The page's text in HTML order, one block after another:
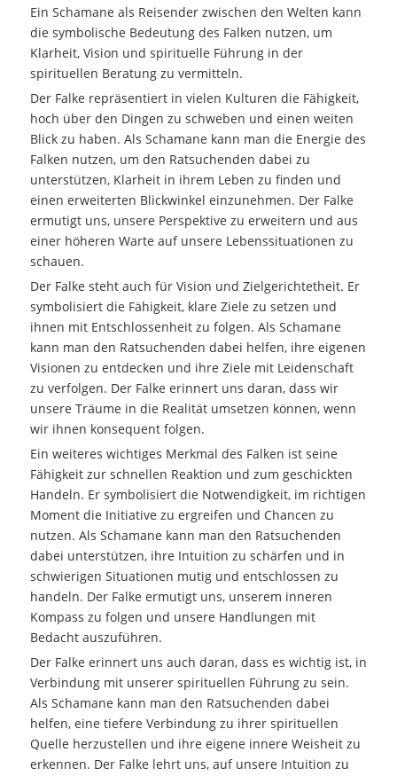
Ein Schamane als Reisender zwischen den Welten kann
die symbolische Bedeutung des Falken nutzen, um
Klarheit, Vision und spirituelle Führung in der
spirituellen Beratung zu vermitteln.
Der Falke repräsentiert in vielen Kulturen die Fähigkeit,
hoch über den Dingen zu schweben und einen weiten
Blick zu haben. Als Schamane kann man die Energie des
Falken nutzen, um den Ratsuchenden dabei zu
unterstützen, Klarheit in ihrem Leben zu finden und
einen erweiterten Blickwinkel einzunehmen. Der Falke
ermutigt uns, unsere Perspektive zu erweitern und aus
einer höheren Warte auf unsere Lebenssituationen zu
schauen.
Der Falke steht auch für Vision und Zielgerichtetheit. Er
symbolisiert die Fähigkeit, klare Ziele zu setzen und
ihnen mit Entschlossenheit zu folgen. Als Schamane
kann man den Ratsuchenden dabei helfen, ihre eigenen
Visionen zu entdecken und ihre Ziele mit Leidenschaft
zu verfolgen. Der Falke erinnert uns daran, dass wir
unsere Träume in die Realität umsetzen können, wenn
wir ihnen konsequent folgen.
Ein weiteres wichtiges Merkmal des Falken ist seine
Fähigkeit zur schnellen Reaktion und zum geschickten
Handeln. Er symbolisiert die Notwendigkeit, im richtigen
Moment die Initiative zu ergreifen und Chancen zu
nutzen. Als Schamane kann man den Ratsuchenden
dabei unterstützen, ihre Intuition zu schärfen und in
schwierigen Situationen mutig und entschlossen zu
handeln. Der Falke ermutigt uns, unserem inneren
Kompass zu folgen und unsere Handlungen mit
Bedacht auszuführen.
Der Falke erinnert uns auch daran, dass es wichtig ist, in
Verbindung mit unserer spirituellen Führung zu sein.
Als Schamane kann man den Ratsuchenden dabei
helfen, eine tiefere Verbindung zu ihrer spirituellen
Quelle herzustellen und ihre eigene innere Weisheit zu
erkennen. Der Falke lehrt uns, auf unsere Intuition zu